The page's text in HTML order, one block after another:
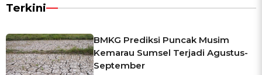
Terkini
BMKG Prediksi Puncak Musim
Kemarau Sumsel Terjadi Agustus-
September